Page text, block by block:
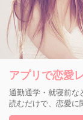
アプリで恋愛
通勤通学・就寝前な
読むだけで、恋愛に